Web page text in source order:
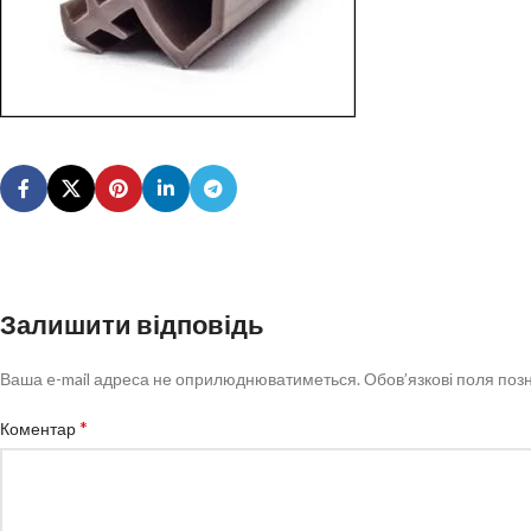
Залишити відповідь
Ваша e-mail адреса не оприлюднюватиметься. Обов’язкові поля
Коментар*